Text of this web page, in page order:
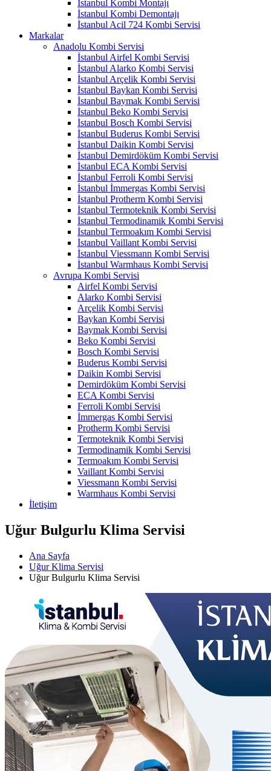
İstanbul Kombi Montajı
İstanbul Kombi Demontajı
İstanbul Acil 724 Kombi Servisi
Markalar
Anadolu Kombi Servisi
İstanbul Airfel Kombi Servisi
İstanbul Alarko Kombi Servisi
İstanbul Arçelik Kombi Servisi
İstanbul Baykan Kombi Servisi
İstanbul Baymak Kombi Servisi
İstanbul Beko Kombi Servisi
İstanbul Bosch Kombi Servisi
İstanbul Buderus Kombi Servisi
İstanbul Daikin Kombi Servisi
İstanbul Demirdöküm Kombi Servisi
İstanbul ECA Kombi Servisi
İstanbul Ferroli Kombi Servisi
İstanbul İmmergas Kombi Servisi
İstanbul Protherm Kombi Servisi
İstanbul Termoteknik Kombi Servisi
İstanbul Termodinamik Kombi Servisi
İstanbul Termoakım Kombi Servisi
İstanbul Vaillant Kombi Servisi
İstanbul Viessmann Kombi Servisi
İstanbul Warmhaus Kombi Servisi
Avrupa Kombi Servisi
Airfel Kombi Servisi
Alarko Kombi Servisi
Arçelik Kombi Servisi
Baykan Kombi Servisi
Baymak Kombi Servisi
Beko Kombi Servisi
Bosch Kombi Servisi
Buderus Kombi Servisi
Daikin Kombi Servisi
Demirdöküm Kombi Servisi
ECA Kombi Servisi
Ferroli Kombi Servisi
İmmergas Kombi Servisi
Protherm Kombi Servisi
Termoteknik Kombi Servisi
Termodinamik Kombi Servisi
Termoakım Kombi Servisi
Vaillant Kombi Servisi
Viessmann Kombi Servisi
Warmhaus Kombi Servisi
İletişim
Uğur Bulgurlu Klima Servisi
Ana Sayfa
Uğur Klima Servisi
Uğur Bulgurlu Klima Servisi